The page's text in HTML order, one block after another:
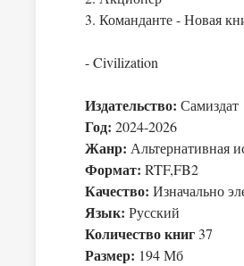
3. Команданте - Новая
- Civilization
Издательство: Самиздат
Год: 2024-2026
Жанр: Альтернативная
Формат: RTF,FB2
Качество: Изначально
Язык: Русский
Количество книг 37
Размер: 194 Мб